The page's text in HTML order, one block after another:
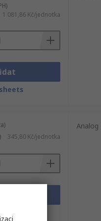
1 081,86 Kč/jednotka
345,80 Kč/jednotka
Analog